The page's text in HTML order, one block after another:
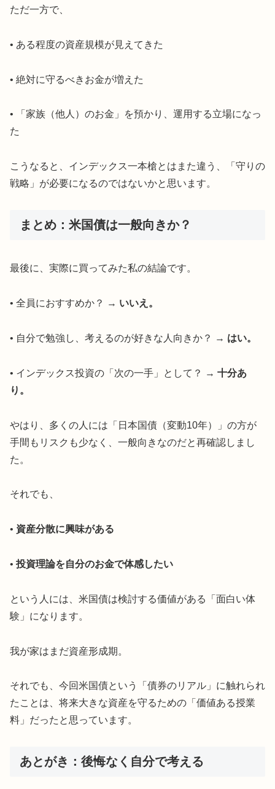
ただ一方で、
• ある程度の資産規模が見えてきた
• 絶対に守るべきお金が増えた
• 「家族（他人）のお金」を預かり、運用する立場になっ
た
こうなると、インデックス一本槍とはまた違う、「守りの
戦略」が必要になるのではないかと思います。
まとめ：米国債は一般向きか？
最後に、実際に買ってみた私の結論です。
• 全員におすすめか？ → いいえ。
• 自分で勉強し、考えるのが好きな人向きか？ → はい。
• インデックス投資の「次の一手」として？ → 十分あ
り。
やはり、多くの人には「日本国債（変動10年）」の方が
手間もリスクも少なく、一般向きなのだと再確認しまし
た。
それでも、
• 資産分散に興味がある
• 投資理論を自分のお金で体感したい
という人には、米国債は検討する価値がある「面白い体
験」になります。
我が家はまだ資産形成期。
それでも、今回米国債という「債券のリアル」に触れられ
たことは、将来大きな資産を守るための「価値ある授業
料」だったと思っています。
あとがき：後悔なく自分で考える